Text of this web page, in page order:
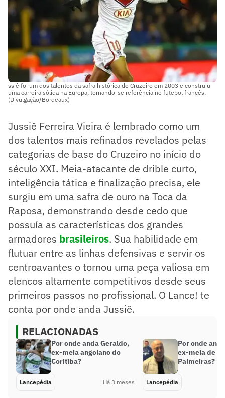
ssiê foi um dos talentos da safra histórica do Cruzeiro em 2003 e construiu
uma carreira sólida na Europa, tornando-se referência no futebol francês.
(Divulgação/Bordeaux)
Jussiê Ferreira Vieira é lembrado como um
dos talentos mais refinados revelados pelas
categorias de base do Cruzeiro no início do
século XXI. Meia-atacante de drible curto,
inteligência tática e finalização precisa, ele
surgiu em uma safra de ouro na Toca da
Raposa, demonstrando desde cedo que
possuía as características dos grandes
armadores brasileiros. Sua habilidade em
flutuar entre as linhas defensivas e servir os
centroavantes o tornou uma peça valiosa em
elencos altamente competitivos desde seus
primeiros passos no profissional. O Lance! te
conta por onde anda Jussiê.
RELACIONADAS
Por onde anda Geraldo,
ex-meia angolano do
Coritiba?
Lancepédia Há 3 meses
Por onde
ex-meia de
Palmeiras?
Lancepédia